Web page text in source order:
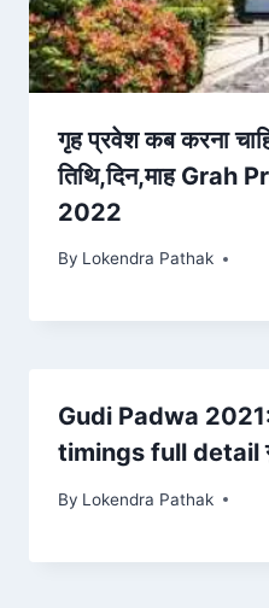
गृह प्रवेश कब करना
तिथि,दिन,माह
2022
By Lokendra Pathak
Gudi Padwa
timings full detail
By Lokendra Pathak